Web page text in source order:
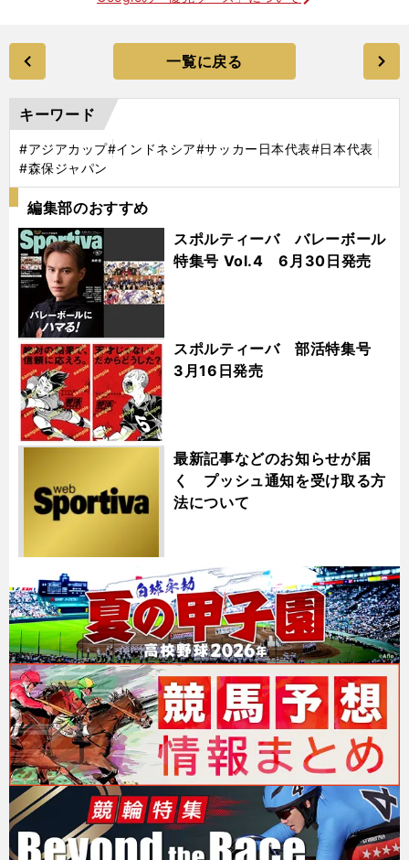
一覧に戻る
キーワード
#アジアカップ#インドネシア#サッカー日本代表#日本代表
#森保ジャパン
編集部のおすすめ
スポルティーバ バレーボール
特集号 Vol.4 6月30日発売
スポルティーバ 部活特集号
3月16日発売
最新記事などのお知らせが届
く プッシュ通知を受け取る方
法について